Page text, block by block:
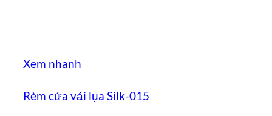
Xem nhanh
Rèm cửa vải lụa Silk-015